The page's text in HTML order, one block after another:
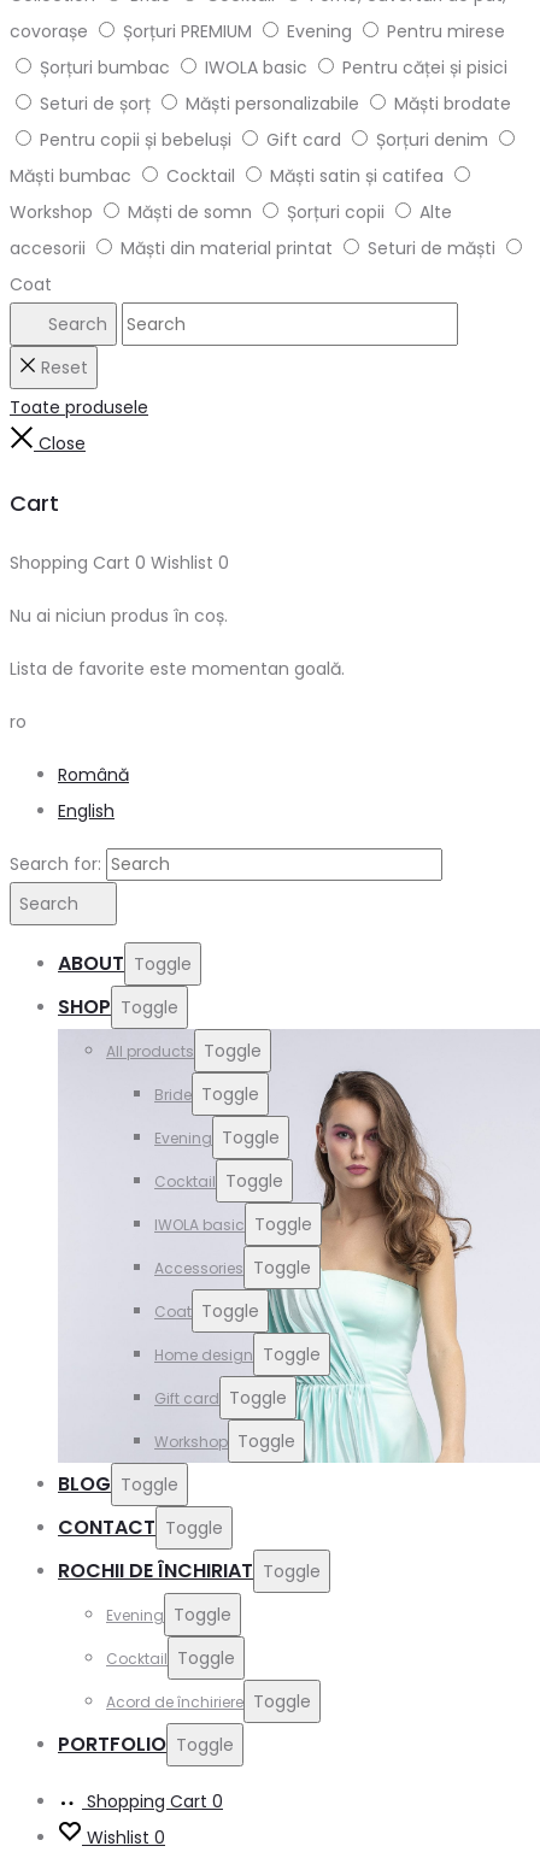
covorașe
Șorțuri PREMIUM Evening
Pentru mirese
Șorțuri bumbac
IWOLA basic
Pentru căței și pisici
Seturi de șorț
Măști personalizabile
Măști brodate
Pentru copii și bebeluși
Gift card
Șorțuri denim
Măști bumbac
Cocktail
Măști satin și catifea
Workshop
Măști de somn Șorțuri copii
Alte
accesorii
Măști din material printat
Seturi de măști
Coat
Search
Reset
Toate produsele
Close
Cart
Shopping Cart 0 Wishlist 0
Nu ai niciun produs în coș.
Lista de favorite este momentan goală.
ro
Română
English
Search for:
Search
ABOUT Toggle
SHOP Toggle
All products Toggle
Bride Toggle
Evening Toggle
Cocktail Toggle
IWOLA basic Toggle
Accessories Toggle
Coat Toggle
Home design Toggle
Gift card Toggle
Workshop Toggle
BLOG Toggle
CONTACT Toggle
ROCHII DE ÎNCHIRIAT Toggle
Evening Toggle
Cocktail Toggle
Acord de închiriere Toggle
PORTFOLIO Toggle
Shopping Cart 0
Wishlist 0